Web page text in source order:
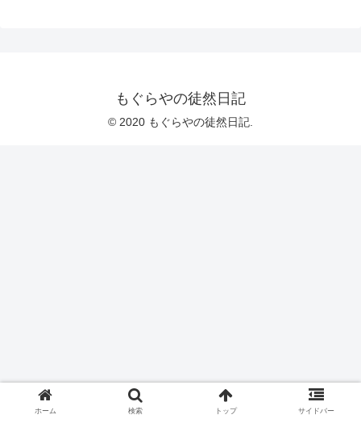
もぐらやの徒然日記
© 2020 もぐらやの徒然日記.
ホーム 検索 トップ サイドバー